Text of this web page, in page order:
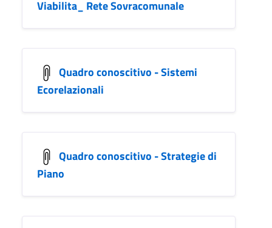
Viabilita_ Rete Sovracomunale
Quadro conoscitivo - Sistemi
Ecorelazionali
Quadro conoscitivo - Strategie di
Piano